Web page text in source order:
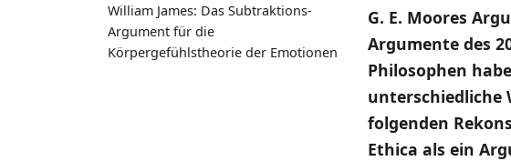
William James: Das Subtraktions-
Argument für die
Körpergefühlstheorie der Emotionen
G. E. Moores
Argumente des
Philosophen
folgenden
Ethica als ein